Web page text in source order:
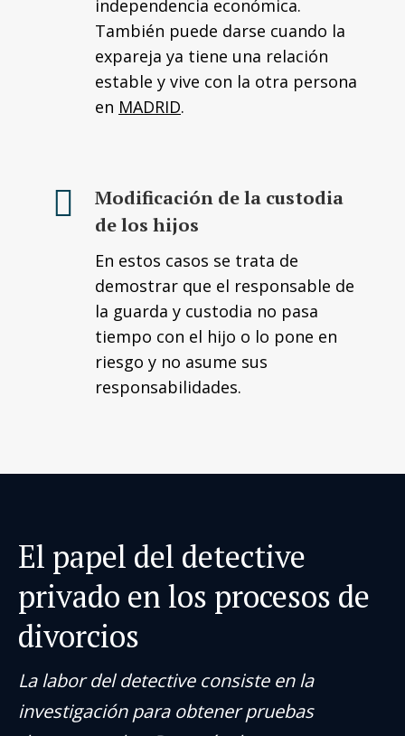
independencia económica.
También puede darse cuando la
expareja ya tiene una relación
estable y vive con la otra persona
en MADRID.
Modificación de la custodia
de los hijos
En estos casos se trata de
demostrar que el responsable de
la guarda y custodia no pasa
tiempo con el hijo o lo pone en
riesgo y no asume sus
responsabilidades.
El papel del detective
privado en los procesos de
divorcios
La labor del detective consiste en la
investigación para obtener pruebas